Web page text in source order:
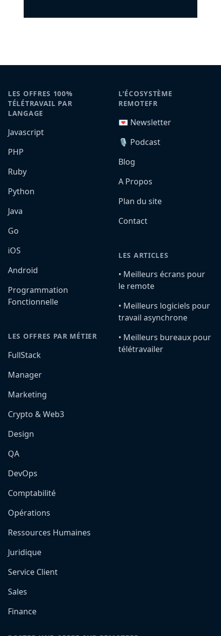
LES OFFRES 100%
TÉLÉTRAVAIL PAR
LANGAGE
Javascript
PHP
Ruby
Python
Java
Go
iOS
Android
Programmation
Fonctionnelle
LES OFFRES PAR MÉTIER
FullStack
Manager
Marketing
Crypto & Web3
Design
QA
DevOps
Comptabilité
Opérations
Ressources Humaines
Juridique
Service Client
Sales
Finance
L'ÉCOSYSTÈME
REMOTEFR
💌 Newsletter
🎙️ Podcast
Blog
A Propos
Plan du site
Contact
LES ARTICLES
•️ Meilleurs écrans pour
le remote
•️ Meilleurs logiciels pour
travail asynchrone
•️ Meilleurs bureaux pour
télétravailer